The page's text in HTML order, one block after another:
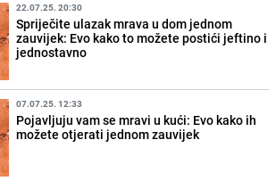
22.07.25. 20:30
Spriječite ulazak mrava u dom jednom
zauvijek: Evo kako to možete postići jeftino i
jednostavno
07.07.25. 12:33
Pojavljuju vam se mravi u kući: Evo kako ih
možete otjerati jednom zauvijek